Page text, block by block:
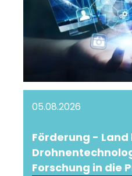
05.08.2026
Förderung -
Forschung in die